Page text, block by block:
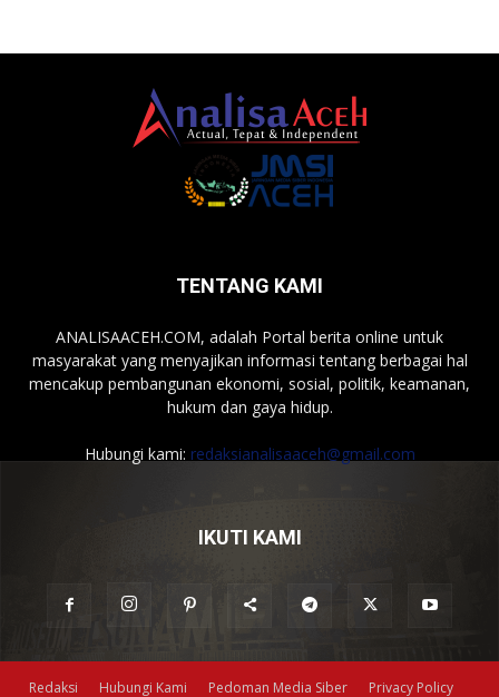
TENTANG KAMI
ANALISAACEH.COM, adalah Portal berita online untuk
masyarakat yang menyajikan informasi tentang berbagai hal
mencakup pembangunan ekonomi, sosial, politik, keamanan,
hukum dan gaya hidup.
Hubungi kami: redaksianalisaaceh@gmail.com
IKUTI KAMI
Redaksi Hubungi Kami Pedoman Media Siber Privacy Policy